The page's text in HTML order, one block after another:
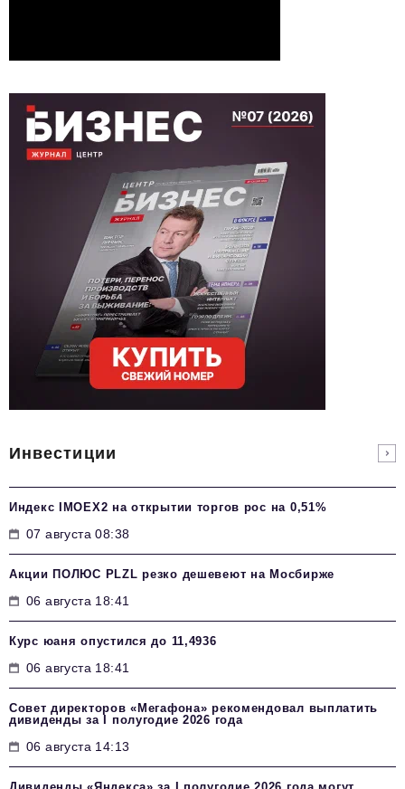
Инвестиции
Индекс IMOEX2 на открытии торгов рос на 0,51%
07 августа 08:38
Акции ПОЛЮС PLZL резко дешевеют на Мосбирже
06 августа 18:41
Курс юаня опустился до 11,4936
06 августа 18:41
Совет директоров «Мегафона» рекомендовал выплатить
дивиденды за I полугодие 2026 года
06 августа 14:13